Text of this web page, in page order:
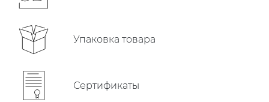
Упаковка товара
Сертификаты